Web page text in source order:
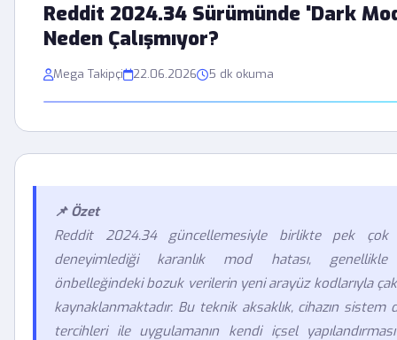
Reddit 2024.34 Sürümünde 'Dark
Neden Çalışmıyor?
Mega Takipçi 22.06.2026 5 dk okuma
📌 Özet
Reddit 2024.34 güncellemesiyle birlikte pek çok
deneyimlediği karanlık mod hatası, genellikle
önbelleğindeki bozuk verilerin yeni arayüz kodlarıyla
kaynaklanmaktadır. Bu teknik aksaklık, cihazın sistem
tercihleri ile uygulamanın kendi içsel